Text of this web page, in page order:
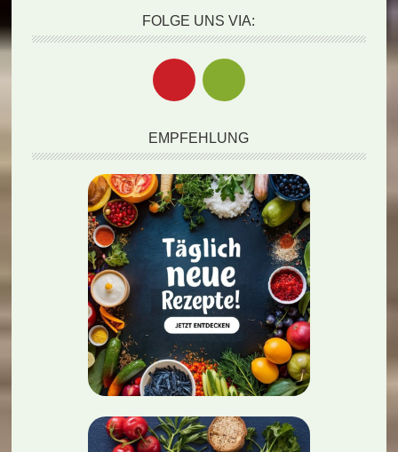
FOLGE UNS VIA:
EMPFEHLUNG